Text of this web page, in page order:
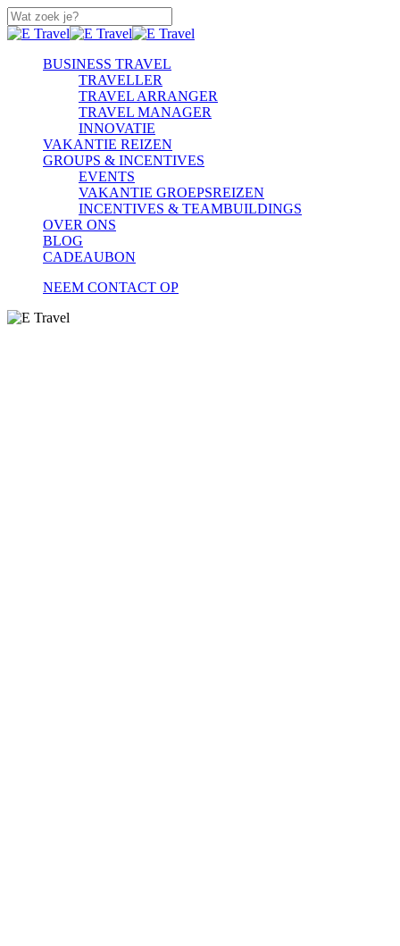
Skip
to
content
Close
BUSINESS TRAVEL
TRAVELLER
TRAVEL ARRANGER
TRAVEL MANAGER
INNOVATIE
VAKANTIE REIZEN
GROUPS & INCENTIVES
EVENTS
VAKANTIE GROEPSREIZEN
INCENTIVES & TEAMBUILDINGS
OVER ONS
BLOG
CADEAUBON
NEEM CONTACT OP